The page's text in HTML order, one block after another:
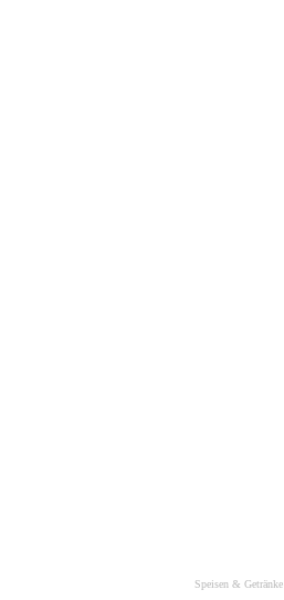
Speisen & Getränke